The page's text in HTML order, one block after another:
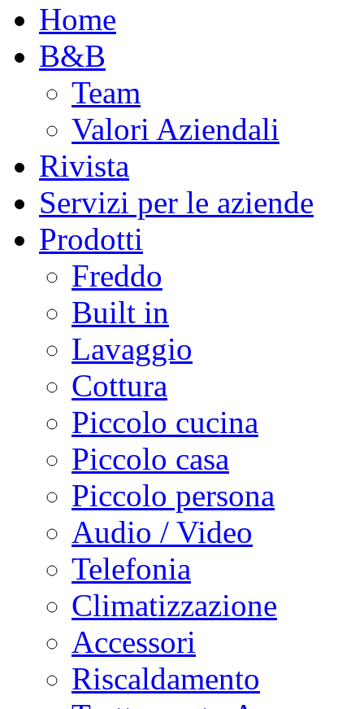
Home
B&B
Team
Valori Aziendali
Rivista
Servizi per le aziende
Prodotti
Freddo
Built in
Lavaggio
Cottura
Piccolo cucina
Piccolo casa
Piccolo persona
Audio / Video
Telefonia
Climatizzazione
Accessori
Riscaldamento